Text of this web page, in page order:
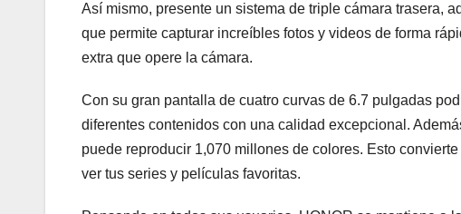
Así mismo, presente un sistema de triple cámara trasera,
que permite capturar increíbles fotos y videos de forma
extra que opere la cámara.
Con su gran pantalla de cuatro curvas de 6.7 pulgadas
diferentes contenidos con una calidad excepcional.
puede reproducir 1,070 millones de colores. Esto
ver tus series y películas favoritas.